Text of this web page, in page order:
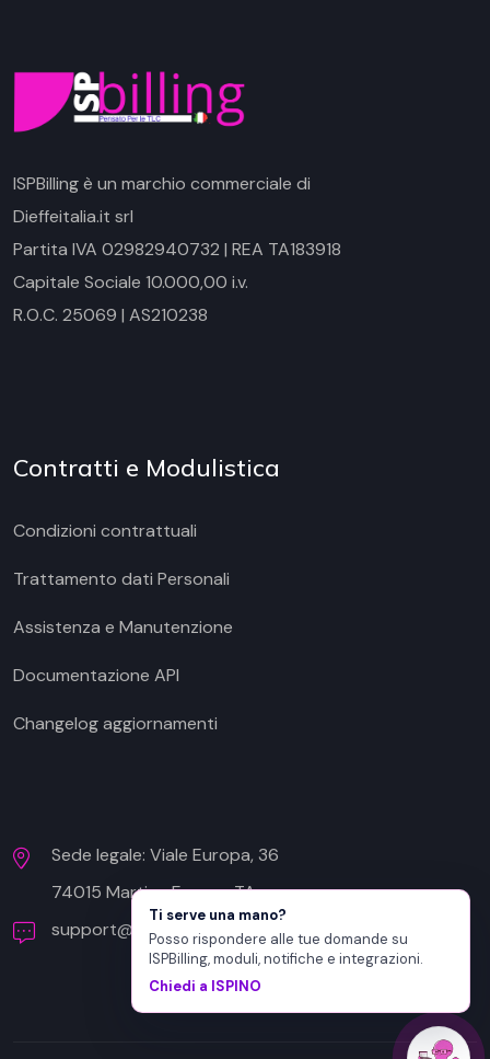
ISPBilling è un marchio commerciale di
Dieffeitalia.it srl
Partita IVA 02982940732 | REA TA183918
Capitale Sociale 10.000,00 i.v.
R.O.C. 25069 | AS210238
Contratti e Modulistica
Condizioni contrattuali
Trattamento dati Personali
Assistenza e Manutenzione
Documentazione API
Changelog aggiornamenti
Sede legale: Viale Europa, 36
74015 Martina Franca, TA
support@ispbilling.it
+39 080 999 6171
Ti serve una mano?
Posso rispondere alle tue domande su
ISPBilling, moduli, notifiche e integrazioni.
Chiedi a ISPINO